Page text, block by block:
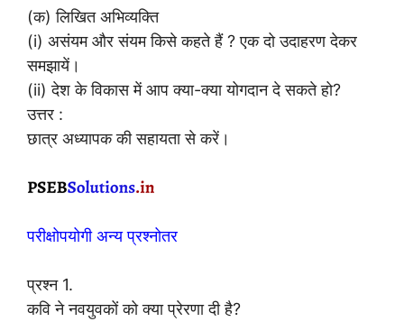
(क) लिखित अभिव्यक्ति
(i) असंयम और संयम किसे कहते हैं ? एक दो उदाहरण देकर
समझायें।
(ii) देश के विकास में आप क्या-क्या योगदान दे सकते हो?
उत्तर :
छात्र अध्यापक की सहायता से करें।
परीक्षोपयोगी अन्य प्रश्नोतर
प्रश्न 1.
कवि ने नवयुवकों को क्या प्रेरणा दी है?